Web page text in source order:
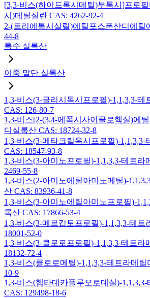
[3,3-비스(하이드록시메틸)부톡시]프로
시)메틸실란 CAS: 4262-92-4
2-(트리에톡시실릴)에틸포스폰산디에틸
44-8
특수 실록산
이중 말단 실록산
1,3-비스(3-글리시독시프로필)-1,1,3,3-테
CAS: 126-80-7
1,3-비스[2-(3,4-에폭시사이클로헥실)에
디실록산 CAS: 18724-32-8
1,3-비스(3-메타크릴옥시프로필)-
CAS: 18547-93-8
1,3-비스(3-아미노프로필)-1,1,3,3-테트라
2469-55-8
1,3-비스(2-아미노에틸아미노메틸)-
산 CAS: 83936-41-8
1,3-비스(3-아미노에틸아미노프로필)-
록산 CAS: 17866-53-4
1,3-비스(3-메르캅토프로필)-1,1,3,3-테트
18001-52-0
1,3-비스(3-클로로프로필)-1,1,3,3-테트라
18132-72-4
1,3-비스(클로로메틸)-1,1,3,3-테트라메틸
10-9
1,3-비스(헵타데카플루오로데실)-
CAS: 129498-18-6